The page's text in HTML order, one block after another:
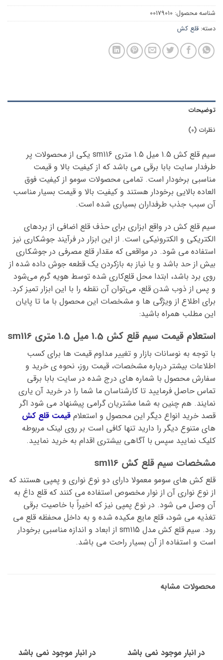
شناسه محصول: 00179010
دسته: قلع کش
توضیحات
نظرات (0)
سیم قلع کش 1.5 میل 1.5 متری sm116 یکی از محصولات پر
طرفدار سایت بابا برقی می باشد که از کیفیت بالا و قیمت
مناسبی برخودار است. تمامی محصولات سومو از کیفیت فوق
العاده بالایی برخودار هستند و کیفیت بالا و قیمت بسیار مناسب
آن سبب جذب طرفداران بسیاری شده است.
سیم قلع کش در واقع ابزاری برای حذف قلع اضافی از بردهای
الکتریکی و الکترونیکی است. از این ابزار در فرآیند جوشکاری نیز
استفاده می شود. در مواقعی که مقدار قلع مصرفی در جوشکاری
بیش از حد باشد و یا نیاز به بازکردن یک قطعه جوش داده شده از
روی برد باشد، ابتدا محل قلع‌کاری شده توسط هویه گرم می‌شود
و پس از ذوب شدن قلع، می‌توان آن نقطه را با این ابزار تمیز کرد.
برای اطلاع از ویژگی ها و مشخصات این محصول با ما تا پایان
این مطلب همراه باشید:
استعلام قیمت سیم قلع کش 1.5 میل 1.5 متری sm116
با توجه به نوسانات بازار و تغییر مداوم قیمت ها برای کسب
اطلاعات بیشتر درباره مشخصات، قیمت روز، نحوه ی خرید و
سفارش محصول با شماره های درج شده در سایت بابا برقی
تماس حاصل فرمایید تا کارشناسان ما شما را در خرید آن یاری
نمایند. هم چنین به شما مشتریان گرامی پیشنهاد می شود اگر
قصد خرید انواع دیگر این محصول و استعلام قیمت قلع کش
های متنوع دیگر را دارید تنها کافی است بر روی لینک مربوطه
کلیک نمایید سپس با آگاهی بیشتری اقدام به خرید نمایید.
مشخصات سیم قلع کش sm116
قلع کش های سومو معمولا دارای دو نوع نواری و پمپی هستند که
از نوع نواری آن از نوار مخصوص استفاده می کنند که قلع داغ به
آن وصل می شود. در نوع پمپی نیز که اخیراً با خاصیت برقی
تغذیه می شود، قلع مایع مکیده شده و به داخل محفظه قلع می
رود. سیم قلع کش مدل sm115 از ابعاد و اندازه مناسبی برخودار
است و استفاده از آن بسیار راحت می باشد.
محصولات مشابه
در انبار موجود نمی باشد در انبار موجود نمی باشد